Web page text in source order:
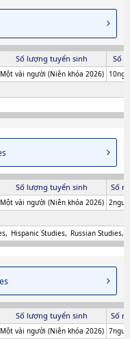
Số lượng tuyển sinh Số
Một vài người (Niên khóa 2026)
Số lượng tuyển sinh Số
Một vài người (Niên khóa 2026)
Hispanic Studies Russian Studies
Số lượng tuyển sinh Số
Một vài người (Niên khóa 2026)